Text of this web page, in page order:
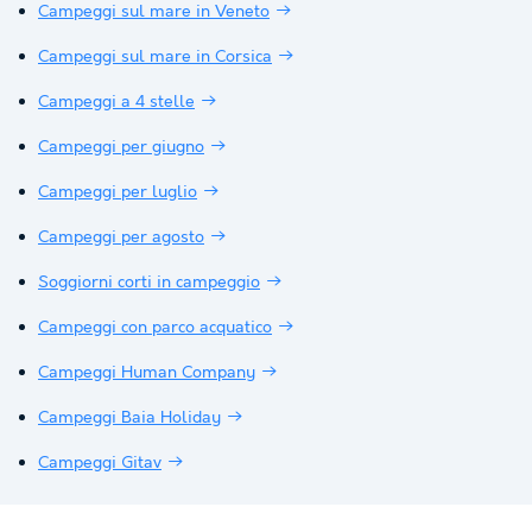
Campeggi sul mare in Veneto
Campeggi sul mare in Corsica
Campeggi a 4 stelle
Campeggi per giugno
Campeggi per luglio
Campeggi per agosto
Soggiorni corti in campeggio
Campeggi con parco acquatico
Campeggi Human Company
Campeggi Baia Holiday
Campeggi Gitav